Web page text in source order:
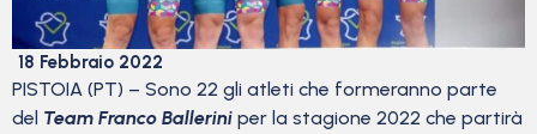
18 Febbraio 2022
PISTOIA (PT) – Sono 22 gli atleti che formeranno parte
del Team Franco Ballerini per la stagione 2022 che partirà